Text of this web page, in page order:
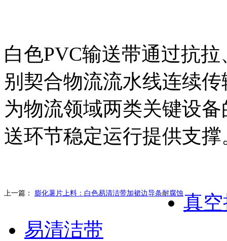
白色PVC输送带通过抗
别契合物流流水线连续
为物流领域两类关键设
送环节稳定运行提供支撑
上一篇： 膨化薯片上料：白色易清洁带加裙边导条耐腐蚀真
易清洁带